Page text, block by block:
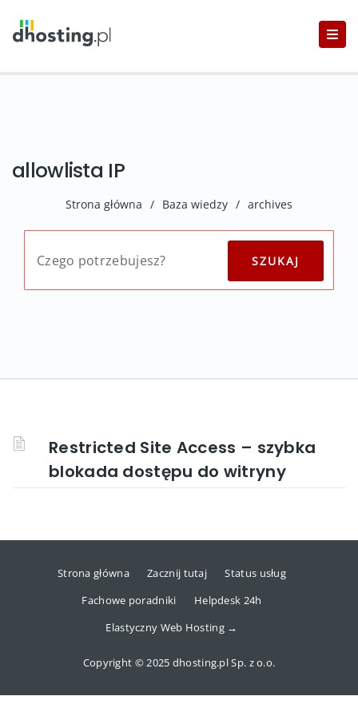
allowlista IP
Strona główna / Baza wiedzy / archives
Restricted Site Access – szybka
blokada dostępu do witryny
Strona główna Zacznij tutaj
Status usług
Fachowe poradniki
Helpdesk 24h
Elastyczny Web Hosting →
Copyright © 2025 dhosting.pl Sp. z o.o.